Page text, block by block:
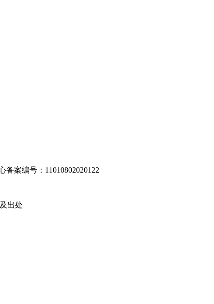
案编号：11010802020122
出处